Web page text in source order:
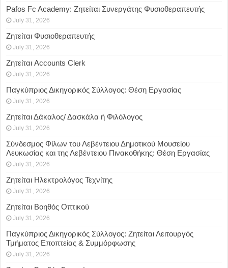
Pafos Fc Academy: Ζητείται Συνεργάτης Φυσιοθεραπευτής
July 31, 2026
Ζητείται Φυσιοθεραπευτής
July 31, 2026
Ζητείται Accounts Clerk
July 31, 2026
Παγκύπριος Δικηγορικός Σύλλογος: Θέση Εργασίας
July 31, 2026
Ζητείται Δάκαλος/ Δασκάλα ή Φιλόλογος
July 31, 2026
Σύνδεσμος Φίλων του Λεβέντειου Δημοτικού Μουσείου
Λευκωσίας και της Λεβέντειου Πινακοθήκης: Θέση Εργασίας
July 31, 2026
Ζητείται Ηλεκτρολόγος Τεχνίτης
July 31, 2026
Ζητείται Βοηθός Οπτικού
July 31, 2026
Παγκύπριος Δικηγορικός Σύλλογος: Ζητείται Λειτουργός
Τμήματος Εποπτείας & Συμμόρφωσης
July 31, 2026